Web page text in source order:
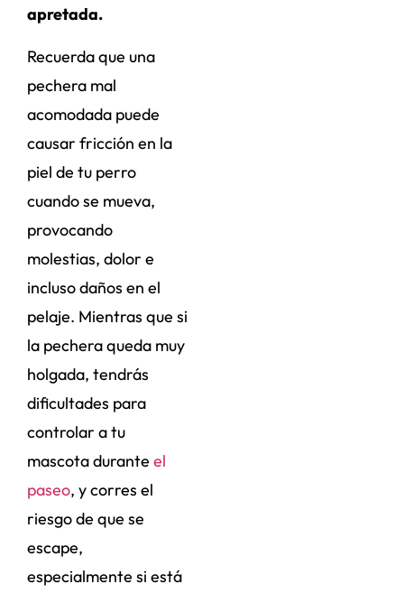
apretada.
Recuerda que una
pechera mal
acomodada puede
causar fricción en la
piel de tu perro
cuando se mueva,
provocando
molestias, dolor e
incluso daños en el
pelaje. Mientras que si
la pechera queda muy
holgada, tendrás
dificultades para
controlar a tu
mascota durante el
paseo, y corres el
riesgo de que se
escape,
especialmente si está